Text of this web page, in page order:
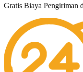
Gratis Biaya Pengiriman